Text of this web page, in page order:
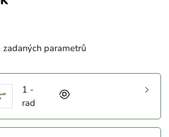
parametrů
1 -
rad